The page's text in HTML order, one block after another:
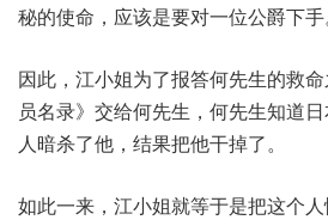
秘的使命，应该是要对一位公爵下手
因此，江小姐为了报答何先生的救
员名录》交给何先生，何先生知道
人暗杀了他，结果把他干掉了。
如此一来，江小姐就等于是把这个